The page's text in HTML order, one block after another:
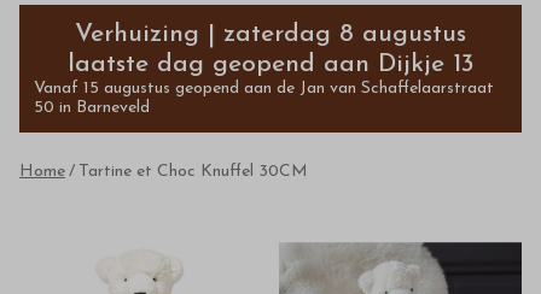
Tartine
et
Choc
Knuffel
Verhuizing | zaterdag 8 augustus
laatste dag geopend aan Dijkje 13
Vanaf 15 augustus geopend aan de Jan van Schaffelaarstraat
50 in Barneveld
Home Tartine et Choc Knuffel 30CM